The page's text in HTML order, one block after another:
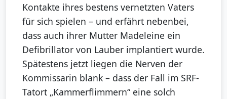
Kontakte ihres bestens vernetzten Vaters
für sich spielen – und erfährt nebenbei,
dass auch ihrer Mutter Madeleine ein
Defibrillator von Lauber implantiert wurde.
Spätestens jetzt liegen die Nerven der
Kommissarin blank – dass der Fall im SRF-
Tatort „Kammerflimmern“ eine solch